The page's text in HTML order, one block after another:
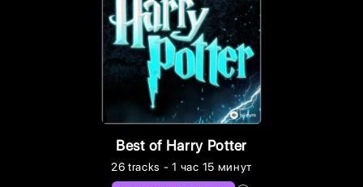
Best of Harry Potter
26 tracks - 1 час 15 минут